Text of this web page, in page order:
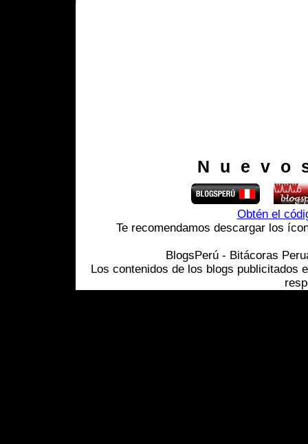
Obtén el
Te recomendamos descargar los
BlogsPerú - Bitácoras
Los contenidos de los blogs publicitados